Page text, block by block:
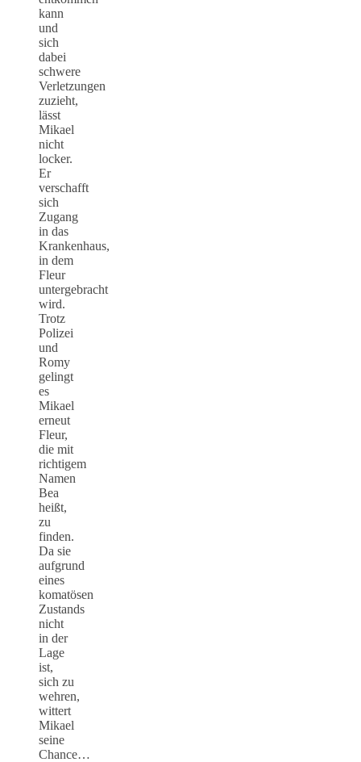
kann
und
sich
dabei
schwere
Verletzungen
zuzieht,
lässt
Mikael
nicht
locker.
Er
verschafft
sich
Zugang
in das
Krankenhaus,
in dem
Fleur
untergebracht
wird.
Trotz
Polizei
und
Romy
gelingt
es
Mikael
erneut
Fleur,
die mit
richtigem
Namen
Bea
heißt,
zu
finden.
Da sie
aufgrund
eines
komatösen
Zustands
nicht
in der
Lage
ist,
sich zu
wehren,
wittert
Mikael
seine
Chance…